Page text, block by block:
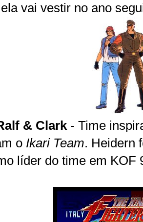
vai vestir no ano
& Clark - Time
o Ikari Team. Heidern
líder do time em KOF